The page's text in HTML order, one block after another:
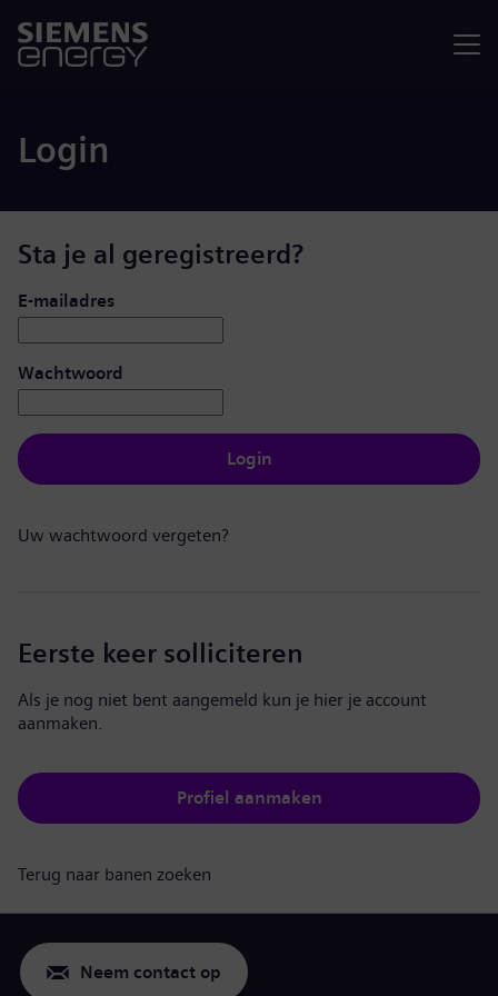
Login
Sta je al geregistreerd?
Inloggen: gebruiker en wachtwoord
E-mailadres
Wachtwoord
Login
Uw wachtwoord vergeten?
Eerste keer solliciteren
Als je nog niet bent aangemeld kun je hier je account
aanmaken.
Profiel aanmaken
Terug naar banen zoeken
Neem contact op